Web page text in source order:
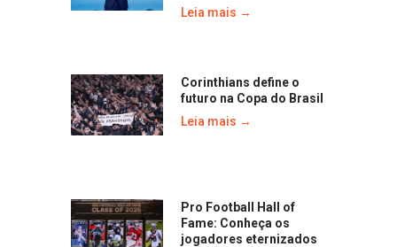
Leia mais →
Corinthians define o
futuro na Copa do Brasil
Leia mais →
Pro Football Hall of
Fame: Conheça os
jogadores eternizados